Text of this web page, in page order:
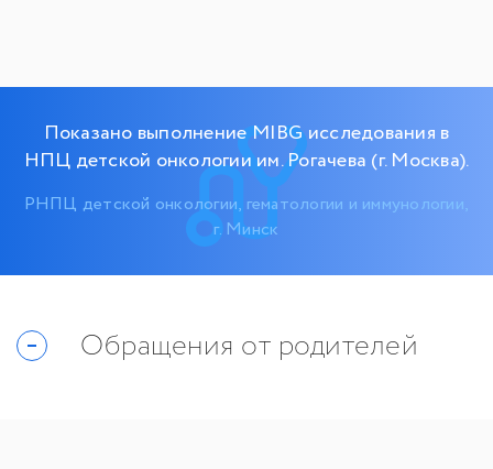
Показано выполнение MIBG исследования в
НПЦ детской онкологии им. Рогачева (г. Москва).
РНПЦ детской онкологии, гематологии и иммунологии,
г. Минск
Обращения от родителей